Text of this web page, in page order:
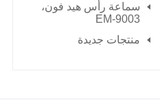
سماعة رأس هيد فون،
EM-9003
منتجات جديدة